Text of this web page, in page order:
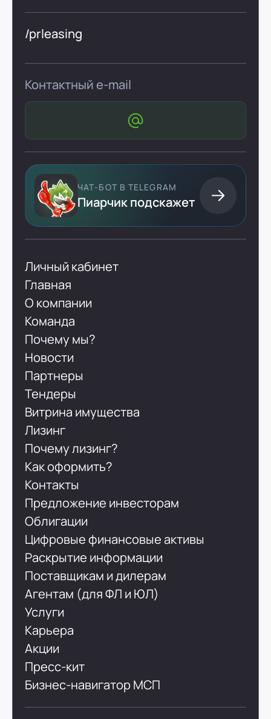
/prleasing
Контактный e-mail
ЧАТ-БОТ В TELEGRAM
Пиарчик подскажет
Личный кабинет
Главная
О компании
Команда
Почему мы?
Новости
Партнеры
Тендеры
Витрина имущества
Лизинг
Почему лизинг?
Как оформить?
Контакты
Предложение инвесторам
Облигации
Цифровые финансовые активы
Раскрытие информации
Поставщикам и дилерам
Агентам (для ФЛ и ЮЛ)
Услуги
Карьера
Акции
Пресс-кит
Бизнес-навигатор МСП